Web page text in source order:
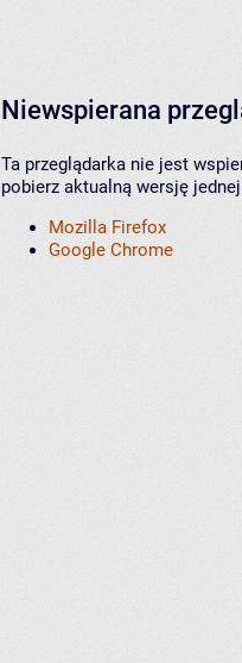
Niewspierana
Ta przeglądarka nie jest
pobierz aktualną wersję
Mozilla Firefox
Google Chrome